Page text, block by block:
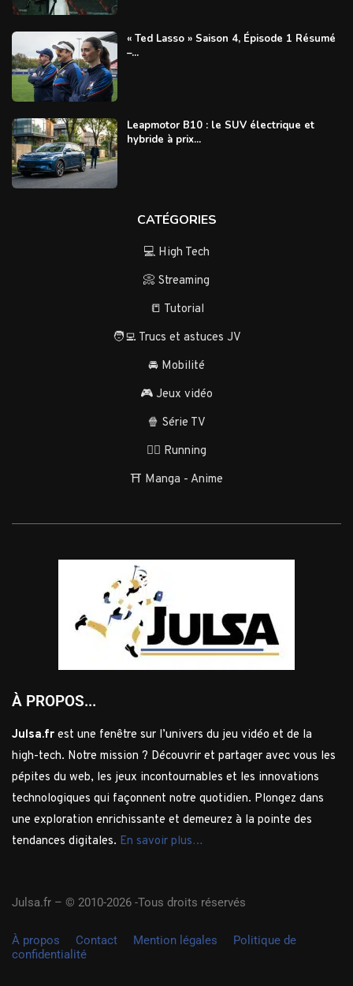
« Ted Lasso » Saison 4, Épisode 1 Résumé
–...
Leapmotor B10 : le SUV électrique et
hybride à prix...
CATÉGORIES
💻 High Tech
📀 Streaming
📒 Tutorial
🧑‍💻 Trucs et astuces JV
🚘 Mobilité
🎮 Jeux vidéo
🍿 Série TV
🏃‍♂️ Running
⛩️ Manga - Anime
À PROPOS...
Julsa.fr est une fenêtre sur l’univers du jeu vidéo et de la
high-tech. Notre mission ? Découvrir et partager avec vous les
pépites du web, les jeux incontournables et les innovations
technologiques qui façonnent notre quotidien. Plongez dans
une exploration enrichissante et demeurez à la pointe des
tendances digitales. En savoir plus…
Julsa.fr – © 2010-2026 -Tous droits réservés
À propos Contact Mention légales
Politique de
confidentialité